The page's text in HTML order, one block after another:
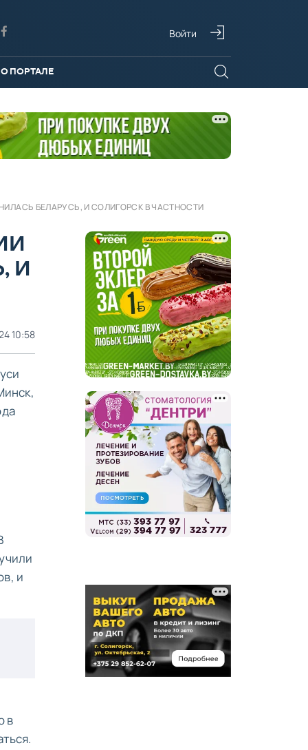
Войти
О ПОРТАЛЕ
БЕЛАРУСЬ, И СОЛИГОРСК В ЧАСТНОСТИ
И
10:58
и
в